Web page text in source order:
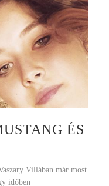
ÉS
Villában már most
időben